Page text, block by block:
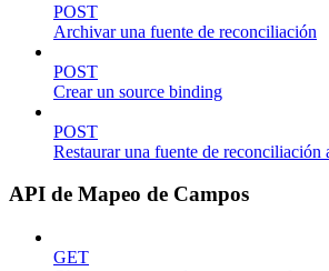
POST
Archivar una fuente de reconciliación
POST
Crear un source binding
POST
Restaurar una fuente de reconciliación
API de Mapeo de Campos
GET